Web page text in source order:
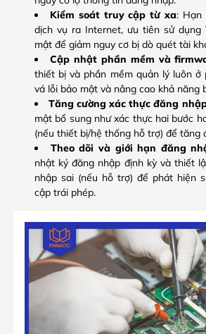
Kiểm soát truy cập từ xa: Hạn
dịch vụ ra Internet, ưu tiên sử dụng
mật để giảm nguy cơ bị dò quét tài
Cập nhật phần mềm và
thiết bị và phần mềm quản lý luôn ở
vá lỗi bảo mật và nâng cao khả năng
Tăng cường xác thực đăng
mật bổ sung như xác thực hai bước
(nếu thiết bị/hệ thống hỗ trợ) để tăng
Theo dõi và giới hạn đăng
nhật ký đăng nhập định kỳ và thiết
nhập sai (nếu hỗ trợ) để phát hiện
cập trái phép.